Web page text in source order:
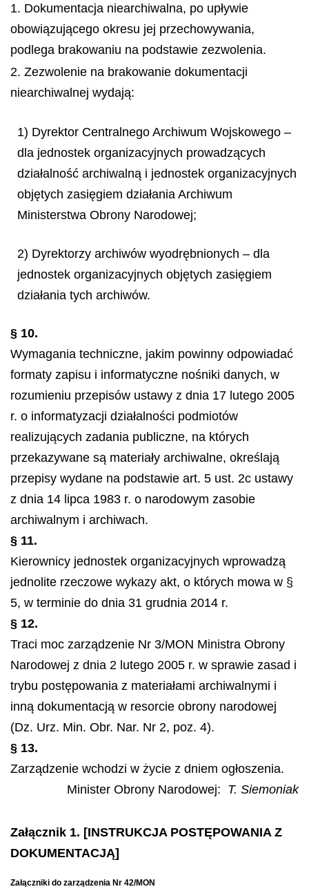
1. Dokumentacja niearchiwalna, po upływie
obowiązującego okresu jej przechowywania,
podlega brakowaniu na podstawie zezwolenia.
2. Zezwolenie na brakowanie dokumentacji
niearchiwalnej wydają:
1) Dyrektor Centralnego Archiwum Wojskowego –
dla jednostek organizacyjnych prowadzących
działalność archiwalną i jednostek organizacyjnych
objętych zasięgiem działania Archiwum
Ministerstwa Obrony Narodowej;
2) Dyrektorzy archiwów wyodrębnionych – dla
jednostek organizacyjnych objętych zasięgiem
działania tych archiwów.
§ 10.
Wymagania techniczne, jakim powinny odpowiadać
formaty zapisu i informatyczne nośniki danych, w
rozumieniu przepisów ustawy z dnia 17 lutego 2005
r. o informatyzacji działalności podmiotów
realizujących zadania publiczne, na których
przekazywane są materiały archiwalne, określają
przepisy wydane na podstawie art. 5 ust. 2c ustawy
z dnia 14 lipca 1983 r. o narodowym zasobie
archiwalnym i archiwach.
§ 11.
Kierownicy jednostek organizacyjnych wprowadzą
jednolite rzeczowe wykazy akt, o których mowa w §
5, w terminie do dnia 31 grudnia 2014 r.
§ 12.
Traci moc zarządzenie Nr 3/MON Ministra Obrony
Narodowej z dnia 2 lutego 2005 r. w sprawie zasad i
trybu postępowania z materiałami archiwalnymi i
inną dokumentacją w resorcie obrony narodowej
(Dz. Urz. Min. Obr. Nar. Nr 2, poz. 4).
§ 13.
Zarządzenie wchodzi w życie z dniem ogłoszenia.
Minister Obrony Narodowej: T. Siemoniak
Załącznik 1. [INSTRUKCJA POSTĘPOWANIA Z
DOKUMENTACJĄ]
Załączniki do zarządzenia Nr 42/MON